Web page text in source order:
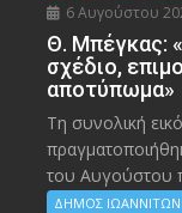
6 Αυγούστου
Θ. Μπέγκας:
σχέδιο,
αποτύπωμα»
Τη συνολική
του Αυγούστου
ΔΗΜΟΣ ΙΩΑΝΝΙΤΩΝ